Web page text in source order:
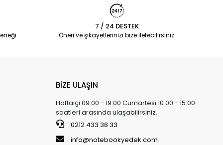
7 / 24 DESTEK
Öneri ve şikayetlerinizi bize iletebilirsiniz.
BİZE ULAŞIN
Haftaiçi 09:00 - 19:00 Cumartesi 10:00 - 15:00
saatleri arasında ulaşabilirsiniz.
0212 433 38 33
info@notebookyedek.com